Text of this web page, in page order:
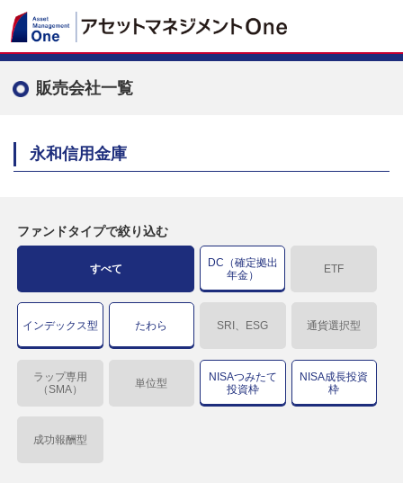
販売会社一覧
永和信用金庫
ファンドタイプで絞り込む
すべて
DC（確定拠出
年金）
ETF
インデックス型 たわら SRI、ESG 通貨選択型
ラップ専用
（SMA）
単位型
NISAつみたて
投資枠
NISA成長投資
枠
成功報酬型